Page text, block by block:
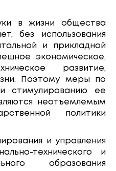
в жизни общества
без использования
и прикладной
экономическое,
развитие,
Поэтому меры по
стимулированию ее
неотъемлемым
политики
и управления
технического и
образования